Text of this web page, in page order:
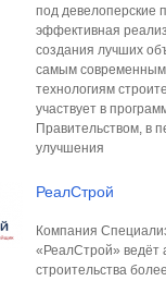
под девелоперские
эффективная
создания лучших
самым современным
технологиям
участвует в
Правительством, в
улучшения
РеалСтрой
Компания
«РеалСтрой» ведёт
строительства